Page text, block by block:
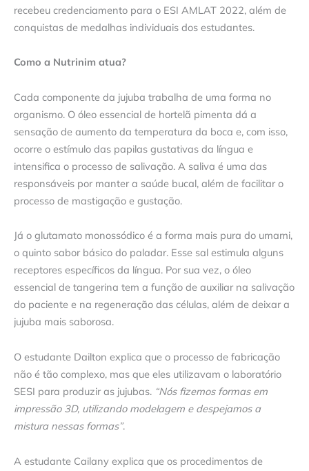
recebeu credenciamento para o ESI AMLAT 2022, além de
conquistas de medalhas individuais dos estudantes.
Como a Nutrinim atua?
Cada componente da jujuba trabalha de uma forma no
organismo. O óleo essencial de hortelã pimenta dá a
sensação de aumento da temperatura da boca e, com isso,
ocorre o estímulo das papilas gustativas da língua e
intensifica o processo de salivação. A saliva é uma das
responsáveis por manter a saúde bucal, além de facilitar o
processo de mastigação e gustação.
Já o glutamato monossódico é a forma mais pura do umami,
o quinto sabor básico do paladar. Esse sal estimula alguns
receptores específicos da língua. Por sua vez, o óleo
essencial de tangerina tem a função de auxiliar na salivação
do paciente e na regeneração das células, além de deixar a
jujuba mais saborosa.
O estudante Dailton explica que o processo de fabricação
não é tão complexo, mas que eles utilizavam o laboratório
SESI para produzir as jujubas. “Nós fizemos formas em
impressão 3D, utilizando modelagem e despejamos a
mistura nessas formas”.
A estudante Cailany explica que os procedimentos de